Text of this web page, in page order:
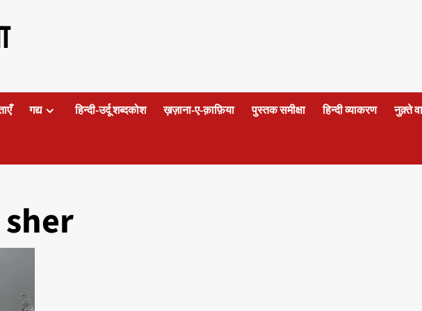
गद्य हिन्दी-उर्दू शब्दकोश ख़ज़ाना-ए-क़ाफ़िया पुस्तक समीक्षा हिन्दी व्याकरण नुक़्ते